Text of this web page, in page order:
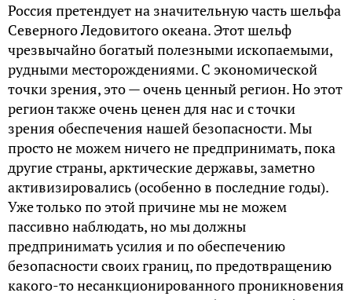
Россия претендует на значительную часть шельфа
Северного Ледовитого океана. Этот шельф
чрезвычайно богатый полезными ископаемыми,
рудными месторождениями. С экономической
точки зрения, это — очень ценный регион. Но этот
регион также очень ценен для нас и с точки
зрения обеспечения нашей безопасности. Мы
просто не можем ничего не предпринимать, пока
другие страны, арктические державы, заметно
активизировались (особенно в последние годы).
Уже только по этой причине мы не можем
пассивно наблюдать, но мы должны
предпринимать усилия и по обеспечению
безопасности своих границ, по предотвращению
какого-то несанкционированного проникновения